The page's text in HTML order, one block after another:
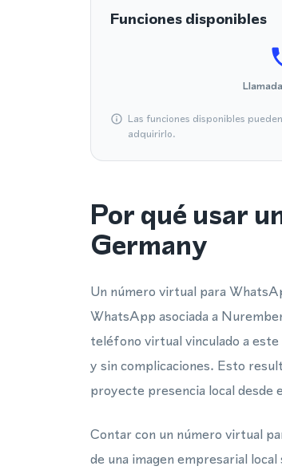
Funciones disponibles
Las funciones disponibles
adquirirlo.
Por qué usar
Germany
Un número virtual para
WhatsApp asociada a
teléfono virtual vinculado a
y sin complicaciones. Esto
proyecte presencia local desde
Contar con un número virtual
de una imagen empresarial